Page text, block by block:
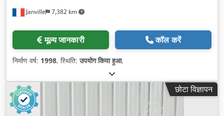
Janville 7,382 km
मूल्य जानकारी कॉल करें
निर्माण वर्ष: 1998, स्थिति:उपयोग किया हुआ,
छोटा विज्ञापन